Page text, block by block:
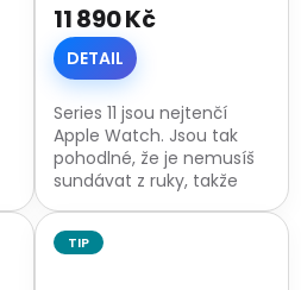
11 890 Kč
DETAIL
Series 11 jsou nejtenčí
Apple Watch. Jsou tak
pohodlné, že je nemusíš
sundávat z ruky, takže
sledují i v době, kdy spíš.
Baterie má ohromnou
TIP